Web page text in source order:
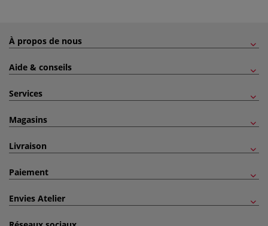
À propos de nous
Aide & conseils
Services
Magasins
Livraison
Paiement
Envies Atelier